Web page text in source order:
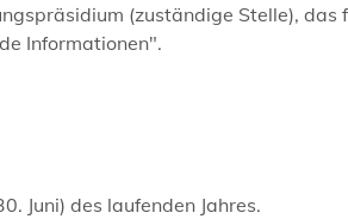
(zuständige Stelle), das
Informationen".
Juni) des laufenden Jahres.